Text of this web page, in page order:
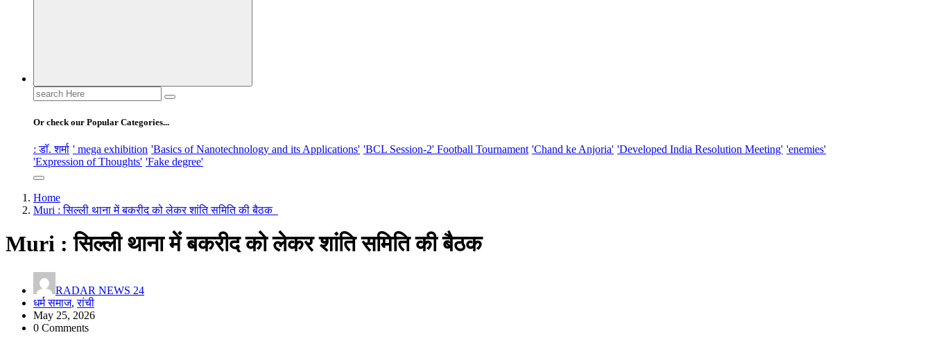
Search
for:
Or check our Popular Categories...
: डॉ. शर्मा ' mega exhibition 'Basics of Nanotechnology and its Applications' 'BCL Session-2' Football Tournament 'Chand ke Anjoria' 'Developed India Resolution Meeting' 'enemies'
'Expression of Thoughts' 'Fake degree'
Home
Muri : सिल्ली थाना में बकरीद को लेकर शांति समिति की बैठक
Muri : सिल्ली थाना में बकरीद को लेकर शांति समिति की बैठक
RADAR NEWS 24
धर्म समाज,रांची
May 25, 2026
0 Comments